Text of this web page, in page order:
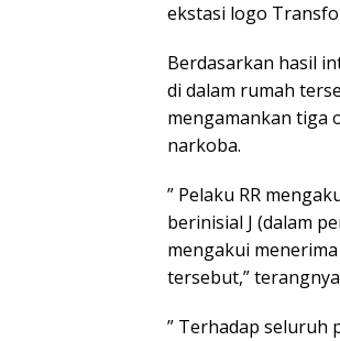
ekstasi logo
Berdasarkan hasil
di dalam rumah
mengamankan tiga
narkoba.
” Pelaku RR
berinisial J (dalam
mengakui
tersebut,”
” Terhadap seluruh